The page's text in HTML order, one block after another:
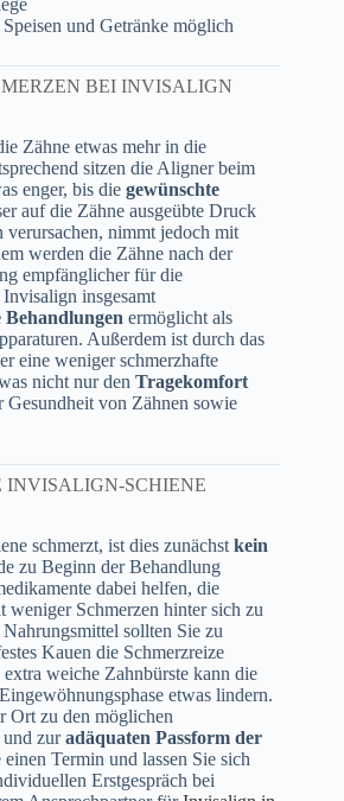
und Getränke möglich
BEI INVISALIGN
Zähne etwas mehr in die
sitzen die Aligner beim
enger, bis die gewünschte
auf die Zähne ausgeübte Druck
verursachen, nimmt jedoch mit
werden die Zähne nach der
empfänglicher für die
insgesamt
Behandlungen ermöglicht als
Außerdem ist durch das
eine weniger schmerzhafte
nicht nur den Tragekomfort
Gesundheit von Zähnen sowie
INVISALIGN-SCHIENE
schmerzt, ist dies zunächst kein
zu Beginn der Behandlung
dabei helfen, die
weniger Schmerzen hinter sich zu
sollten Sie zu
Kauen die Schmerzreize
weiche Zahnbürste kann die
etwas lindern.
Ort zu den möglichen
und zuradäquaten Passform der
einen Termin und lassen Sie sich
Erstgespräch bei